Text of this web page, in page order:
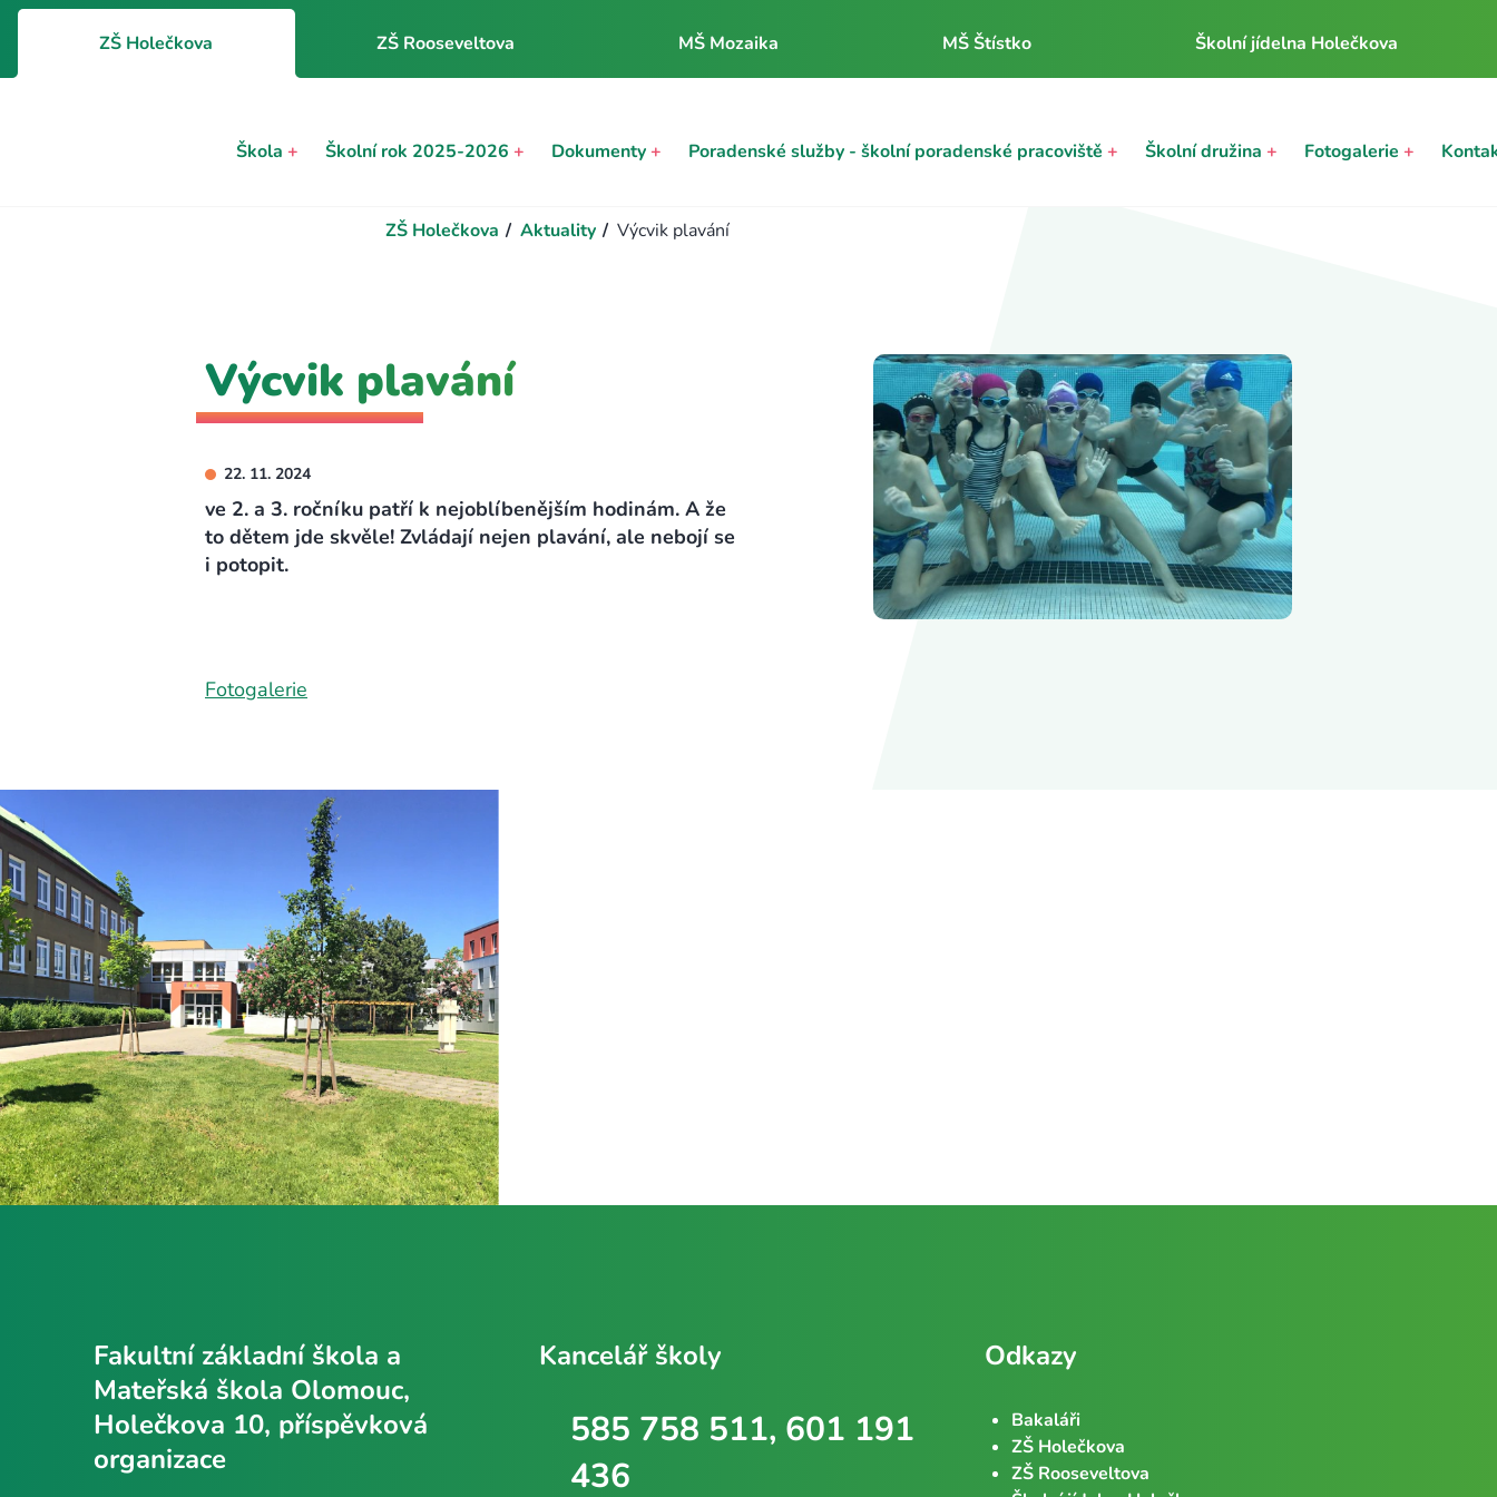
ZŠ Holečkova ZŠ Rooseveltova MŠ Mozaika MŠ Štístko Školní jídelna Holečkova
Škola + Školní rok 2025-2026 + Dokumenty+ Poradenské služby - školní poradenské pracoviště + Školní družina + Fotogalerie +
ZŠ Holečkova / Aktuality / Výcvik plavání
Výcvik plavání
22. 11. 2024
ve 2. a 3. ročníku patří k nejoblíbenějším hodinám. A že
to dětem jde skvěle! Zvládají nejen plavání, ale nebojí se
i potopit.
Fotogalerie
Fakultní základní škola a
Mateřská škola Olomouc,
Holečkova 10, příspěvková
organizace
Kancelář školy
585 758 511, 601 191
436
Odkazy
Bakaláři
ZŠ Holečkova
ZŠ Rooseveltova